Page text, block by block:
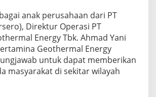
anak perusahaan dari PT
Direktur Operasi PT
Energy Tbk. Ahmad Yani
Geothermal Energy
untuk dapat memberikan
masyarakat di sekitar wilayah